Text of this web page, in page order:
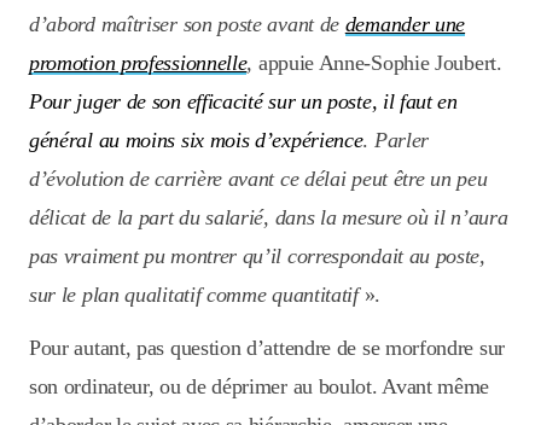
d’abord maîtriser son poste avant de demander une
promotion professionnelle, appuie Anne-Sophie Joubert.
Pour juger de son efficacité sur un poste, il faut en
général au moins six mois d’expérience. Parler
d’évolution de carrière avant ce délai peut être un peu
délicat de la part du salarié, dans la mesure où il n’aura
pas vraiment pu montrer qu’il correspondait au poste,
sur le plan qualitatif comme quantitatif».
Pour autant, pas question d’attendre de se morfondre sur
son ordinateur, ou de déprimer au boulot. Avant même